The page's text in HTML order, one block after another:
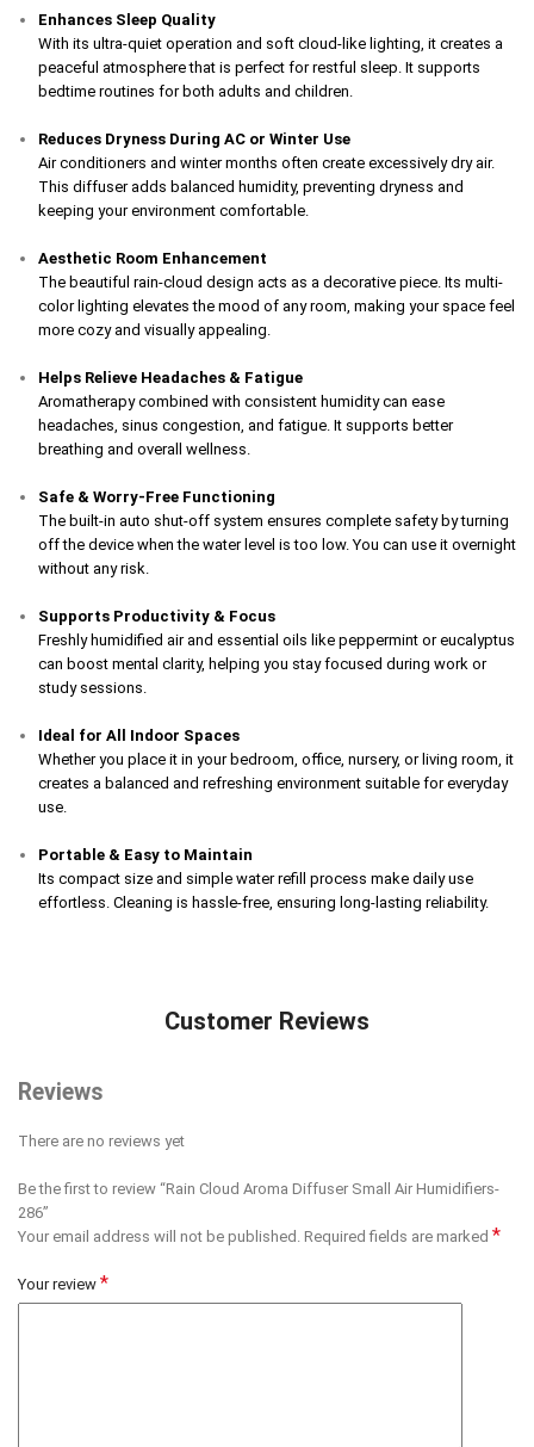
Enhances Sleep Quality
With its ultra-quiet operation and soft cloud-like lighting, it creates a
peaceful atmosphere that is perfect for restful sleep. It supports
bedtime routines for both adults and children.
Reduces Dryness During AC or Winter Use
Air conditioners and winter months often create excessively dry air.
This diffuser adds balanced humidity, preventing dryness and
keeping your environment comfortable.
Aesthetic Room Enhancement
The beautiful rain-cloud design acts as a decorative piece. Its multi-
color lighting elevates the mood of any room, making your space feel
more cozy and visually appealing.
Helps Relieve Headaches & Fatigue
Aromatherapy combined with consistent humidity can ease
headaches, sinus congestion, and fatigue. It supports better
breathing and overall wellness.
Safe & Worry-Free Functioning
The built-in auto shut-off system ensures complete safety by turning
off the device when the water level is too low. You can use it overnight
without any risk.
Supports Productivity & Focus
Freshly humidified air and essential oils like peppermint or eucalyptus
can boost mental clarity, helping you stay focused during work or
study sessions.
Ideal for All Indoor Spaces
Whether you place it in your bedroom, office, nursery, or living room, it
creates a balanced and refreshing environment suitable for everyday
use.
Portable & Easy to Maintain
Its compact size and simple water refill process make daily use
effortless. Cleaning is hassle-free, ensuring long-lasting reliability.
Customer Reviews
Reviews
There are no reviews yet
Be the first to review “Rain Cloud Aroma Diffuser Small Air Humidifiers-
286”
Your email address will not be published. Required fields are marked *
Your review *